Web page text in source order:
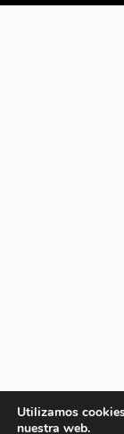
Utilizamos
nuestra web.